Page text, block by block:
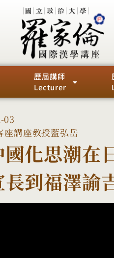
歷屆講師
Lecturer
03
座講座教授藍弘岳
國化思潮在
長到福澤諭